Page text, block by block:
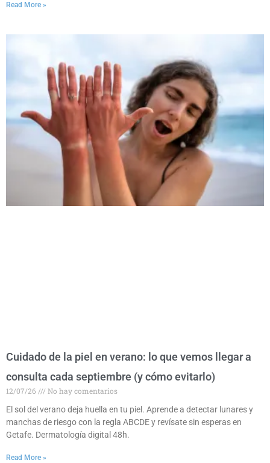
Read More »
Cuidado de la piel en verano: lo que vemos llegar a
consulta cada septiembre (y cómo evitarlo)
12/07/26
No hay comentarios
El sol del verano deja huella en tu piel. Aprende a detectar lunares y
manchas de riesgo con la regla ABCDE y revísate sin esperas en
Getafe. Dermatología digital 48h.
Read More »